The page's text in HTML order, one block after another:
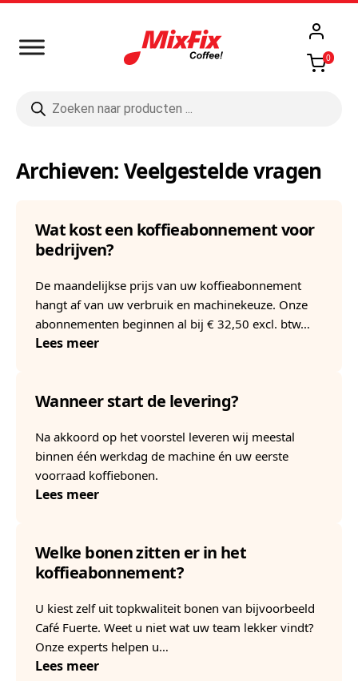
0
zoeken
Archieven:Veelgestelde vragen
Wat kost een koffieabonnement voor
bedrijven?
De maandelijkse prijs van uw koffieabonnement
hangt af van uw verbruik en machinekeuze. Onze
abonnementen beginnen al bij € 32,50 excl. btw…
Lees meer
Wanneer start de levering?
Na akkoord op het voorstel leveren wij meestal
binnen één werkdag de machine én uw eerste
voorraad koffiebonen.
Lees meer
Welke bonen zitten er in het
koffieabonnement?
U kiest zelf uit topkwaliteit bonen van bijvoorbeeld
Café Fuerte. Weet u niet wat uw team lekker vindt?
Onze experts helpen u…
Lees meer